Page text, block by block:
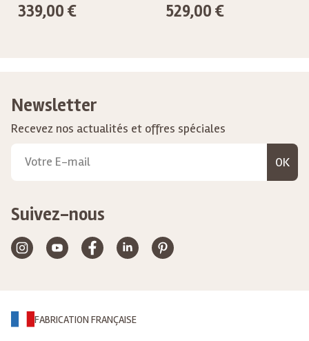
339,00 € 529,00 €
Newsletter
Recevez nos actualités et offres spéciales
OK
Suivez-nous
FABRICATION FRANÇAISE